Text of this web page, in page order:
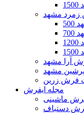
مشهد
آرا مشهد
مشهد
فرش زرین
مجله ایفرش
ماشینی
دستباف